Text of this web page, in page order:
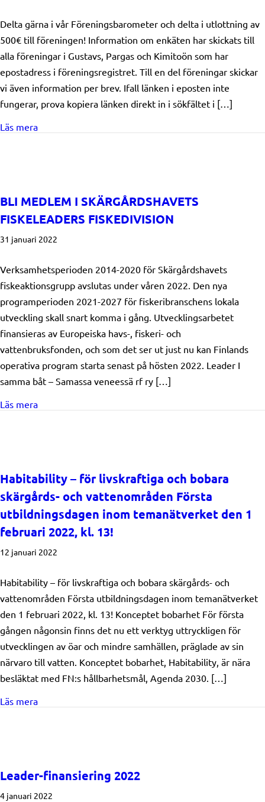
Delta gärna i vår Föreningsbarometer och delta i utlottning av
500€ till föreningen! Information om enkäten har skickats till
alla föreningar i Gustavs, Pargas och Kimitoön som har
epostadress i föreningsregistret. Till en del föreningar skickar
vi även information per brev. Ifall länken i eposten inte
fungerar, prova kopiera länken direkt in i sökfältet i […]
Läs meraabout Föreningsbarometern – svarstid till 31.3.2022
BLI MEDLEM I SKÄRGÅRDSHAVETS
FISKELEADERS FISKEDIVISION
31 januari 2022
Verksamhetsperioden 2014-2020 för Skärgårdshavets
fiskeaktionsgrupp avslutas under våren 2022. Den nya
programperioden 2021-2027 för fiskeribranschens lokala
utveckling skall snart komma i gång. Utvecklingsarbetet
finansieras av Europeiska havs-, fiskeri- och
vattenbruksfonden, och som det ser ut just nu kan Finlands
operativa program starta senast på hösten 2022. Leader I
samma båt – Samassa veneessä rf ry […]
Läs meraabout BLI MEDLEM I SKÄRGÅRDSHAVETS
Habitability – för livskraftiga och bobara
skärgårds- och vattenområden Första
utbildningsdagen inom temanätverket den 1
februari 2022, kl. 13!
12 januari 2022
Habitability – för livskraftiga och bobara skärgårds- och
vattenområden Första utbildningsdagen inom temanätverket
den 1 februari 2022, kl. 13! Konceptet bobarhet För första
gången någonsin finns det nu ett verktyg uttryckligen för
utvecklingen av öar och mindre samhällen, präglade av sin
närvaro till vatten. Konceptet bobarhet, Habitability, är nära
besläktat med FN:s hållbarhetsmål, Agenda 2030. […]
Läs meraabout Habitability – för livskraftiga och bobara
Leader-finansiering 2022
4 januari 2022